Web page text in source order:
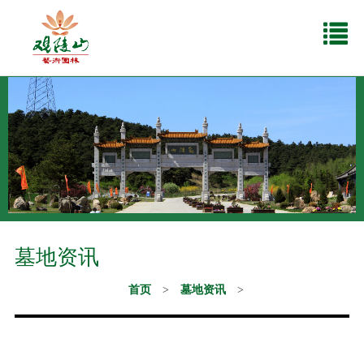
墓地资讯
首页 > 墓地资讯 >